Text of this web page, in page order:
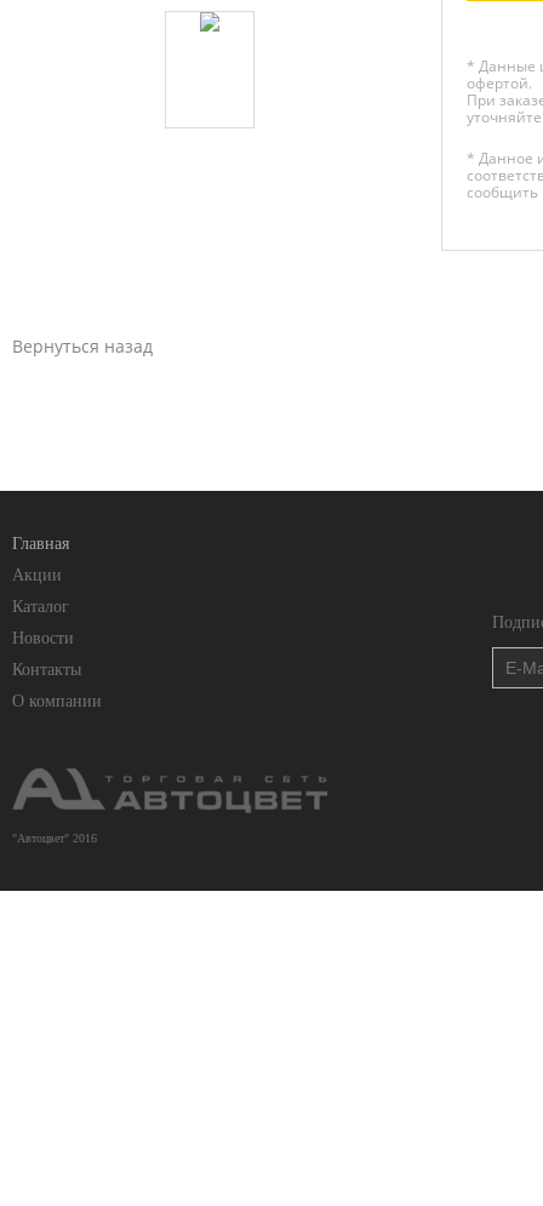
* Данные
офертой.
При
* Данное
сообщить
Вернуться назад
Главная
Акции
Каталог
Новости
Контакты
О компании
"Автоцвет" 2016